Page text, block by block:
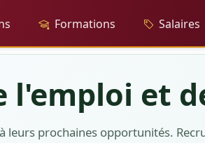
Formations Salaires
l'emploi et
leurs prochaines opportunités.